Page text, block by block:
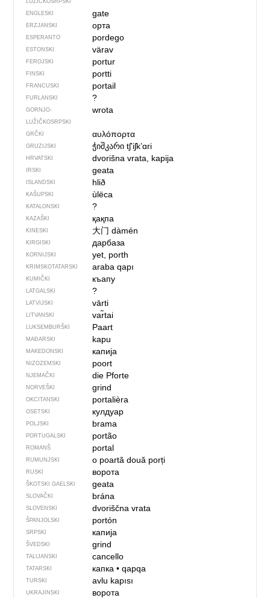
LUŽIČKOSRPSKI
ENGLESKI gate
ERZJANSKI орта
ESPERANTO pordego
ESTONSKI värav
FEROJSKI portur
FINSKI portti
FRANCUSKI portail
FURLANSKI ?
GORNJO­
LUŽIČKOSRPSKI
wrota
GRČKI αυλόπορτα
GRUZIJSKI ჭიშკარიtʃʼiʃkʼɑri
HRVATSKI dvorišna vrata, kapija
IRSKI geata
ISLANDSKI hlið
KAŠUPSKI ùlëca
KATALONSKI ?
KAZAŠKI қақпа
KINESKI 大门dàmén
KIRGISKI дарбаза
KORNIJSKI yet, porth
KRIMSKOTATARSKI araba qapı
KUMIČKI къапу
LATGALSKI ?
LATVIJSKI vārti
LITVANSKI var̃tai
LUKSEMBURŠKI Paart
MAĐARSKI kapu
MAKEDONSKI капија
NIZOZEMSKI poort
NJEMAČKI die Pforte
NORVEŠKI grind
OKCITANSKI portalièra
OSETSKI кулдуар
POLJSKI brama
PORTUGALSKI portão
ROMANŠ portal
RUMUNJSKI o poartădouă porți
RUSKI ворота
ŠKOTSKI GAELSKI geata
SLOVAČKI brána
SLOVENSKI dvoriščna vrata
ŠPANJOLSKI portón
SRPSKI капија
ŠVEDSKI grind
TALIJANSKI cancello
TATARSKI капка• qapqa
TURSKI avlu kapısı
UKRAJINSKI ворота